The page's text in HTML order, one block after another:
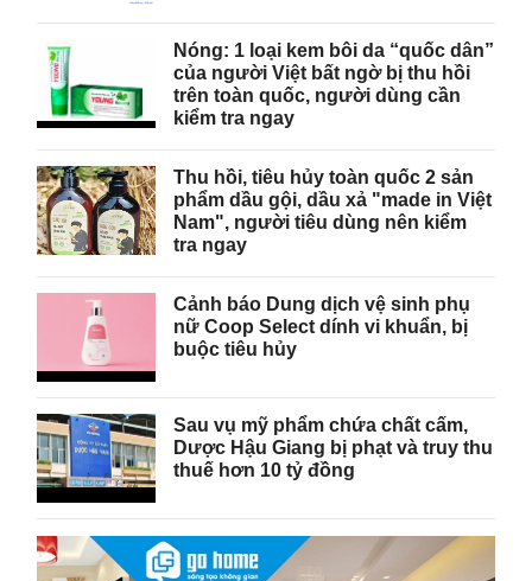
Nóng: 1 loại kem bôi da “quốc dân”
của người Việt bất ngờ bị thu hồi
trên toàn quốc, người dùng cần
kiểm tra ngay
Thu hồi, tiêu hủy toàn quốc 2 sản
phẩm dầu gội, dầu xả "made in Việt
Nam", người tiêu dùng nên kiểm
tra ngay
Cảnh báo Dung dịch vệ sinh phụ
nữ Coop Select dính vi khuẩn, bị
buộc tiêu hủy
Sau vụ mỹ phẩm chứa chất cấm,
Dược Hậu Giang bị phạt và truy thu
thuế hơn 10 tỷ đồng